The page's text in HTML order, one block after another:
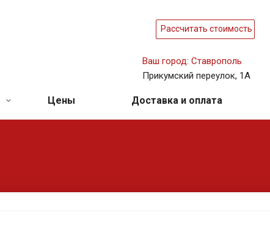
Рассчитать стоимость
Ваш город: Ставрополь
Прикумский переулок, 1А
Цены Доставка и оплата